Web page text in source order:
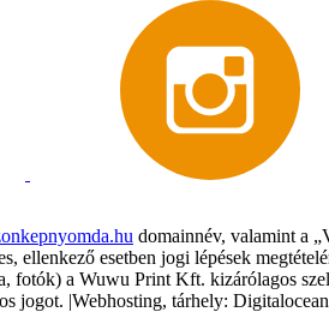
domainnév, valamint a
ellenkező esetben jogi lépések
fotók) a Wuwu Print Kft. kizárólagos
jogot. |Webhosting, tárhely: